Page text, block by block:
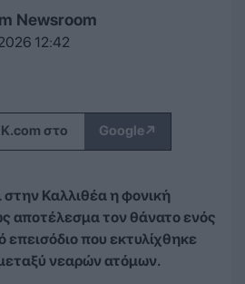
Newsroom
2026 12:42
στο Google↗
στην Καλλιθέα η φονική
αποτέλεσμα τον θάνατο ενός
επεισόδιο που εκτυλίχθηκε
νεαρών ατόμων.